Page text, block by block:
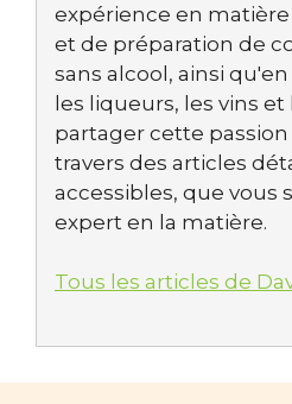
expérience en
et de préparation de
sans alcool, ainsi
les liqueurs, les vins et
partager cette passion
travers des articles
accessibles, que vous
expert en la matière.
Tous les articles de